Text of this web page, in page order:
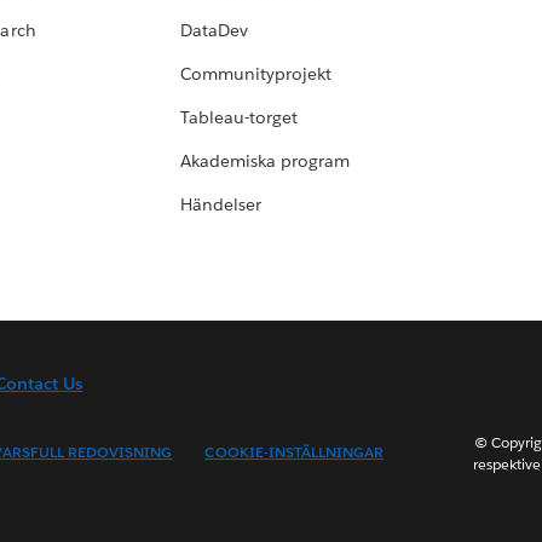
DataDev
Communityprojekt
Tableau-torget
Akademiska program
Händelser
Us
REDOVISNING
COOKIE-INSTÄLLNINGAR
©